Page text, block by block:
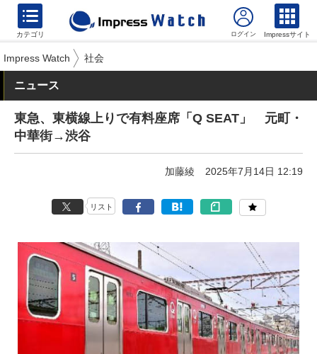
カテゴリ Impressサイト
Impress Watch 社会
ニュース
東急、東横線上りで有料座席「Q SEAT」 元町・
中華街→渋谷
加藤綾 2025年7月14日 12:19
リスト